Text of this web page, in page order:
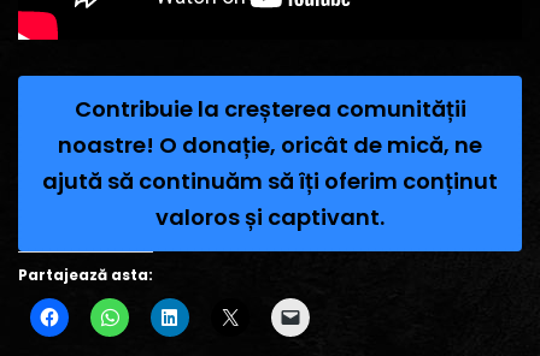
Contribuie la creșterea comunității
noastre! O donație, oricât de mică, ne
ajută să continuăm să îți oferim conținut
valoros și captivant.
Partajează asta: